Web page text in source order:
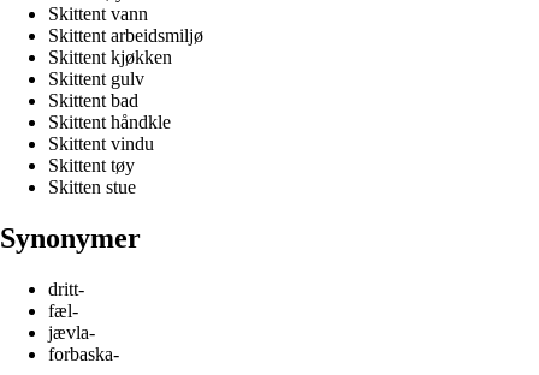
Skittent vann
Skittent arbeidsmiljø
Skittent kjøkken
Skittent gulv
Skittent bad
Skittent håndkle
Skittent vindu
Skittent tøy
Skitten stue
Synonymer
dritt-
fæl-
jævla-
forbaska-